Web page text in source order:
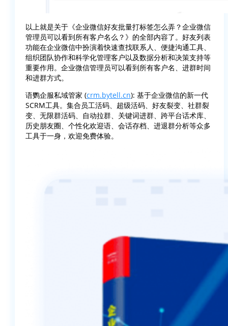
以上就是关于《企业微信好友批量打标签怎么弄？企业微信
管理员可以看到所有客户名么？》的全部内容了。好友列表
功能在企业微信中扮演着快速查找联系人、便捷沟通工具、
组织团队协作和科学化管理客户以及数据分析和决策支持等
重要作用。企业微信管理员可以看到所有客户名、进群时间
和进群方式。
语鹦企服私域管家 (crm.bytell.cn): 基于企业微信的新一代
SCRM工具。集合员工活码、超级活码、好友裂变、社群裂
变、无限群活码、自动拉群、关键词进群、跨平台话术库、
历史朋友圈、个性化欢迎语、会话存档、进退群分析等众多
工具于一身，欢迎免费体验。